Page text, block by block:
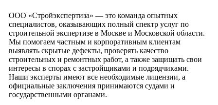
ООО «Стройэкспертиза» — это команда опытных
специалистов, оказывающих полный спектр услуг по
строительной экспертизе в Москве и Московской области.
Мы помогаем частным и корпоративным клиентам
выявлять скрытые дефекты, проверять качество
строительных и ремонтных работ, а также защищать свои
интересы в спорах с застройщиками и подрядчиками.
Наши эксперты имеют все необходимые лицензии, а
официальные заключения принимаются судами и
государственными органами.